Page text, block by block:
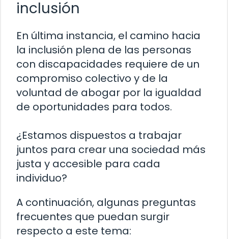
inclusión
En última instancia, el camino hacia
la inclusión plena de las personas
con discapacidades requiere de un
compromiso colectivo y de la
voluntad de abogar por la igualdad
de oportunidades para todos.
¿Estamos dispuestos a trabajar
juntos para crear una sociedad más
justa y accesible para cada
individuo?
A continuación, algunas preguntas
frecuentes que puedan surgir
respecto a este tema: